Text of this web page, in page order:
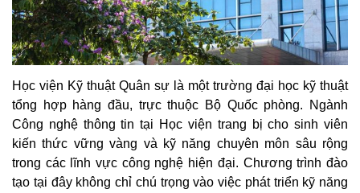
Học viện Kỹ thuật Quân sự là một trường đại học kỹ thuật
tổng hợp hàng đầu, trực thuộc Bộ Quốc phòng. Ngành
Công nghệ thông tin tại Học viện trang bị cho sinh viên
kiến thức vững vàng và kỹ năng chuyên môn sâu rộng
trong các lĩnh vực công nghệ hiện đại. Chương trình đào
tạo tại đây không chỉ chú trọng vào việc phát triển kỹ năng